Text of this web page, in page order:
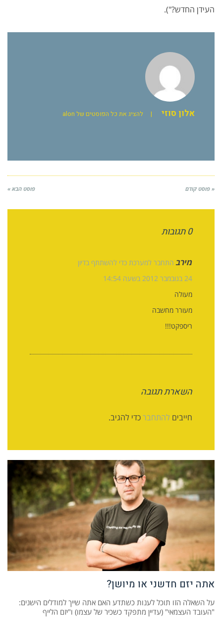
העידן החדש?").
אלון סוזי | להציג את כל הפוסטים של alon
« פוסט קודם פוסט הבא »
0 תגובות
מירב התחבר למערכת כדי להשתתף בדיון
24 בנובמבר 2012 בשעה 14:54
מעולה
מעורר מחשבה
ריספקט!!!
השארת תגובה
חייבים להתחברכדי להגיב.
אתה יזם חדשני או מיושן?
על השאלה הזו תוכל לענות כשתדע האם אתה שייך למודלים הישנים:
"העובד העצמאי" (עדיין מתפקד כשכיר של עצמו) ו"יזם הלייף